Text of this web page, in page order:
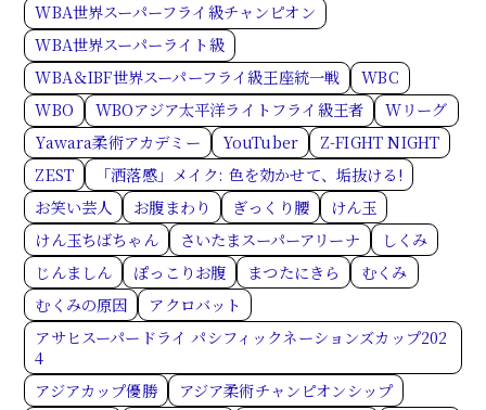
WBA世界スーパーフライ級チャンピオン
WBA世界スーパーライト級
WBA＆IBF世界スーパーフライ級王座統一戦
WBC
WBO
WBOアジア太平洋ライトフライ級王者
Wリーグ
Yawara柔術アカデミー
YouTuber
Z-FIGHT NIGHT
ZEST
「洒落感」メイク: 色を効かせて、垢抜ける!
お笑い芸人
お腹まわり ぎっくり腰
けん玉
けん玉ちばちゃん
さいたまスーパーアリーナ
しくみ
じんましん
ぽっこりお腹 まつたにきら
むくみ
むくみの原因
アクロバット
アサヒスーパードライ パシフィックネーションズカップ202
4
アジアカップ優勝
アジア柔術チャンピオンシップ